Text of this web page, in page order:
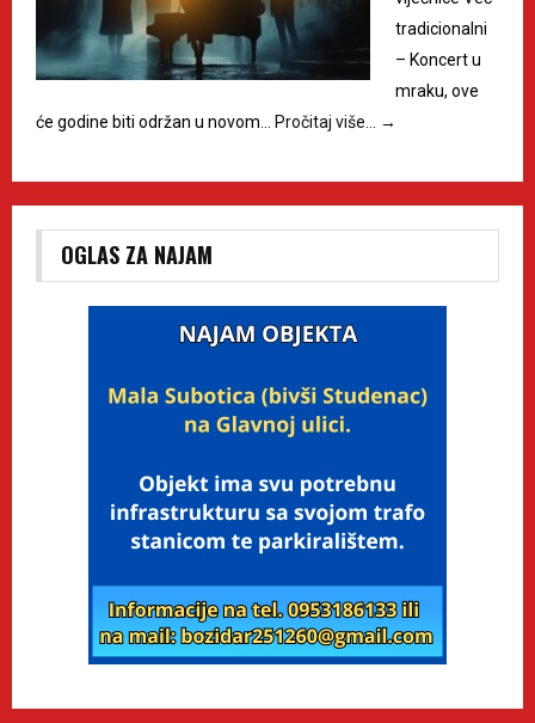
tradicionalni
– Koncert u
mraku, ove
će godine biti održan u novom…
Pročitaj više… →
OGLAS ZA NAJAM